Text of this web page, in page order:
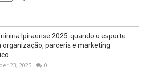
Ipiraense 2025: quando o esporte
organização, parceria e marketing
23, 2025 0